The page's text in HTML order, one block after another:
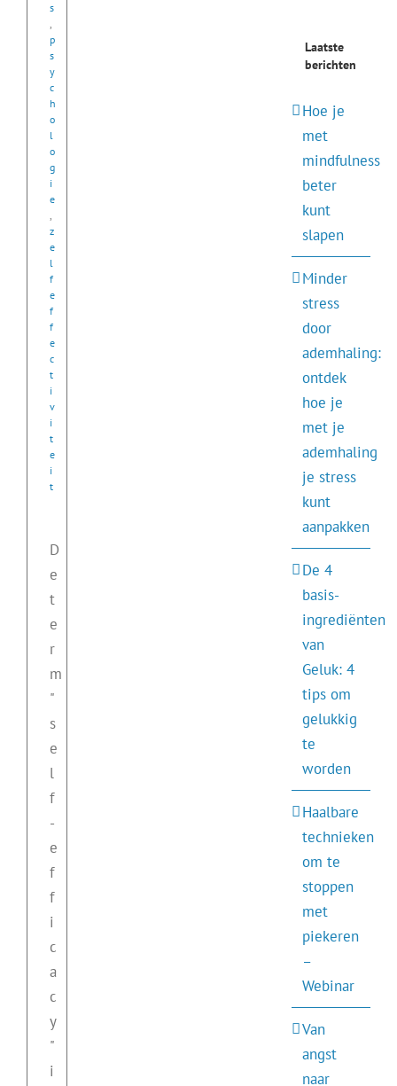
s
,
p
s
y
c
h
o
l
o
g
i
e
,
z
e
l
f
e
f
f
e
c
t
i
v
i
t
e
i
t
D
e
t
e
r
m
"
s
e
l
f
-
e
f
f
i
c
a
c
y
"
i
Laatste
berichten
Hoe je
met
mindfulness
beter
kunt
slapen
Minder
stress
door
ademhaling:
ontdek
hoe je
met je
ademhaling
je stress
kunt
aanpakken
De 4
basis-
ingrediënten
van
Geluk: 4
tips om
gelukkig
te
worden
Haalbare
technieken
om te
stoppen
met
piekeren
–
Webinar
Van
angst
naar